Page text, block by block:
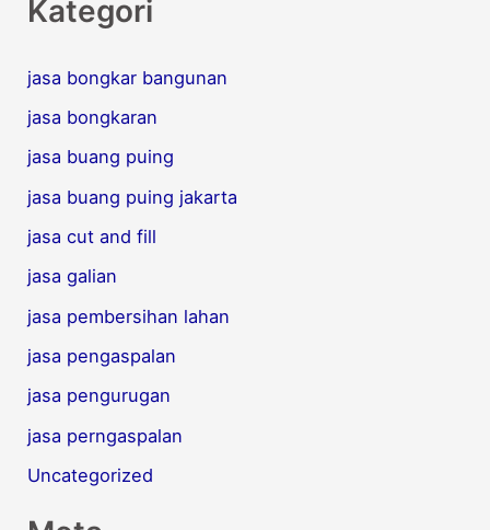
Kategori
jasa bongkar bangunan
jasa bongkaran
jasa buang puing
jasa buang puing jakarta
jasa cut and fill
jasa galian
jasa pembersihan lahan
jasa pengaspalan
jasa pengurugan
jasa perngaspalan
Uncategorized